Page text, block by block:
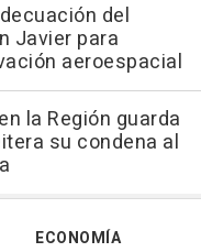
del
Javier para
aeroespacial
la Región guarda
su condena al
ECONOMÍA